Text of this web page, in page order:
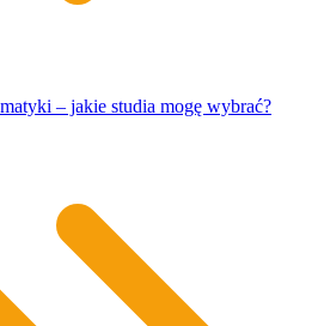
– jakie studia mogę wybrać?